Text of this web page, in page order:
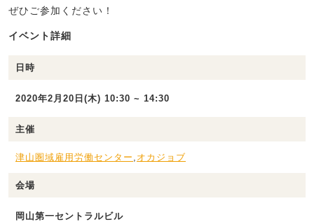
ぜひご参加ください！
イベント詳細
日時
2020年2月20日(木) 10:30 ~ 14:30
主催
津山圏域雇用労働センター オカジョブ
会場
岡山第一セントラルビル